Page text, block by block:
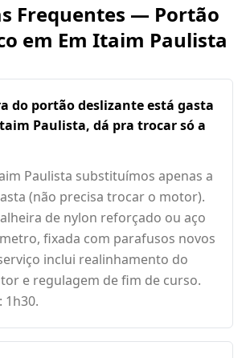
Frequentes — Portão
em Em Itaim Paulista
do portão deslizante está gasta
Paulista, dá pra trocar só a
Paulista substituímos apenas a
(não precisa trocar o motor).
de nylon reforçado ou aço
fixada com parafusos novos
inclui realinhamento do
e regulagem de fim de curso.
1h30.